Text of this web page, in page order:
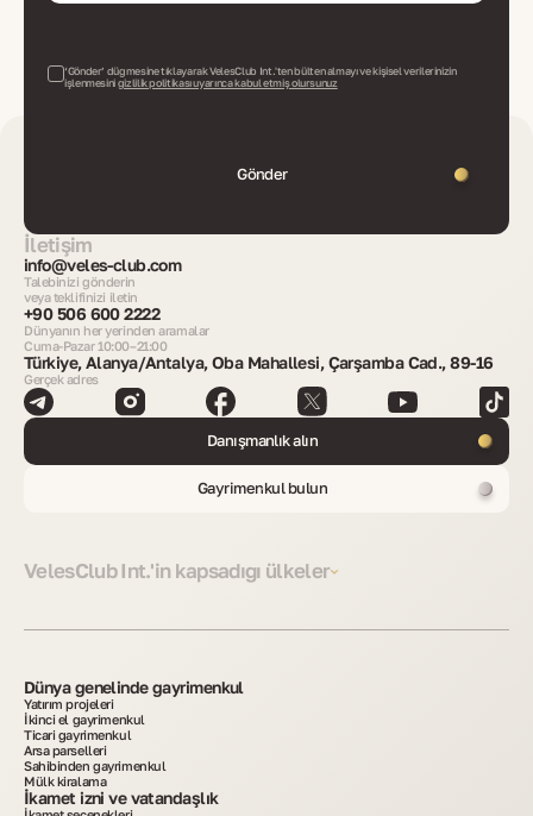
‘Gönder’ düğmesine tıklayarak VelesClub Int.'ten bülten almayı ve kişisel verilerinizin
işlenmesinigizlilik politikası uyarınca kabul etmiş olursunuz
Gönder
İletişim
info@veles-club.com
Talebinizi gönderin
veya teklifinizi iletin
+90 506 600 2222
Dünyanın her yerinden aramalar
Cuma-Pazar 10:00–21:00
Türkiye, Alanya/Antalya, Oba Mahallesi, Çarşamba Cad., 89-16
Gerçek adres
Danışmanlık alın
Gayrimenkul bulun
VelesClub Int.'in kapsadığı ülkeler
Dünya genelinde gayrimenkul
Yatırım projeleri
İkinci el gayrimenkul
Ticari gayrimenkul
Arsa parselleri
Sahibinden gayrimenkul
Mülk kiralama
İkamet izni ve vatandaşlık